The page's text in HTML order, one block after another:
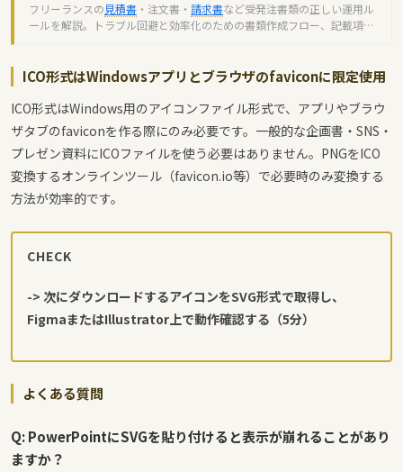
フリーランスの見積書 ・注文書・ 請求書など受発注書類の正しい運用ル
ールを解説。トラブル回避と効率化のための書類作成フロー、記載項
ICO形式はWindowsアプリとブラウザのfaviconに限定使用
ICO形式はWindows用のアイコンファイル形式で、アプリやブラウ
ザタブのfaviconを作る際にのみ必要です。一般的な企画書・SNS・
プレゼン資料にICOファイルを使う必要はありません。PNGをICO
変換するオンラインツール（favicon.io等）で必要時のみ変換する
方法が効率的です。
CHECK
-> 次にダウンロードするアイコンをSVG形式で取得し、
FigmaまたはIllustrator上で動作確認する（5分）
よくある質問
Q: PowerPointにSVGを貼り付けると表示が崩れることがあり
ますか？